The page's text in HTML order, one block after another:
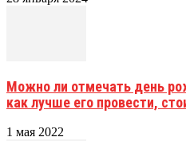
Можно ли отмечать день
как лучше его провести,
1 мая 2022